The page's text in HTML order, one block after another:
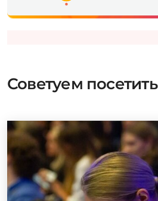
Советуем посетить